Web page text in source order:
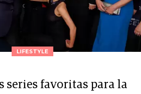
LIFESTYLE
series favoritas para la